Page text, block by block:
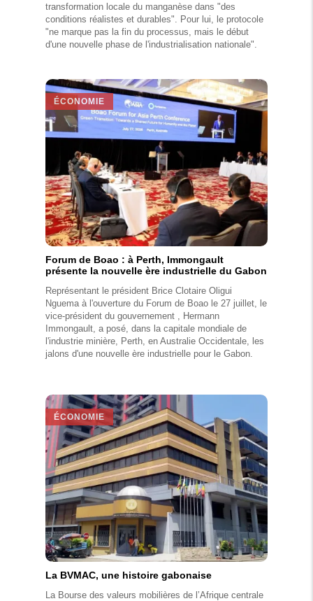
transformation locale du manganèse dans "des
conditions réalistes et durables". Pour lui, le protocole
"ne marque pas la fin du processus, mais le début
d'une nouvelle phase de l'industrialisation nationale".
ÉCONOMIE
Forum de Boao : à Perth, Immongault
présente la nouvelle ère industrielle du Gabon
Représentant le président Brice Clotaire Oligui
Nguema à l'ouverture du Forum de Boao le 27 juillet, le
vice-président du gouvernement , Hermann
Immongault, a posé, dans la capitale mondiale de
l'industrie minière, Perth, en Australie Occidentale, les
jalons d'une nouvelle ère industrielle pour le Gabon.
ÉCONOMIE
La BVMAC, une histoire gabonaise
La Bourse des valeurs mobilières de l’Afrique centrale